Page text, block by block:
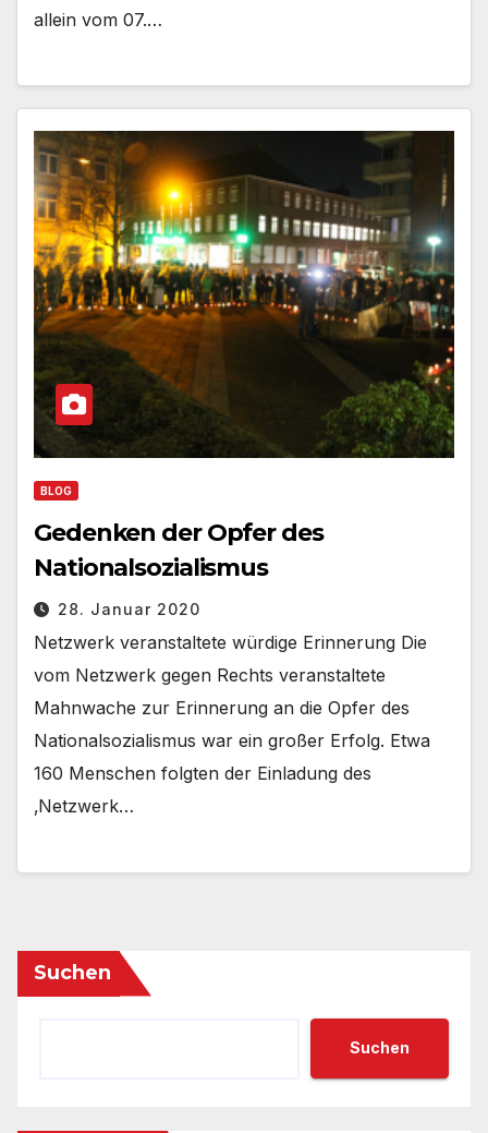
allein vom 07.…
BLOG
Gedenken der Opfer des
Nationalsozialismus
28. Januar 2020
Netzwerk veranstaltete würdige Erinnerung Die
vom Netzwerk gegen Rechts veranstaltete
Mahnwache zur Erinnerung an die Opfer des
Nationalsozialismus war ein großer Erfolg. Etwa
160 Menschen folgten der Einladung des
‚Netzwerk…
Suchen
Suchen